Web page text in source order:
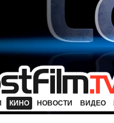
КИНО НОВОСТИ ВИДЕО